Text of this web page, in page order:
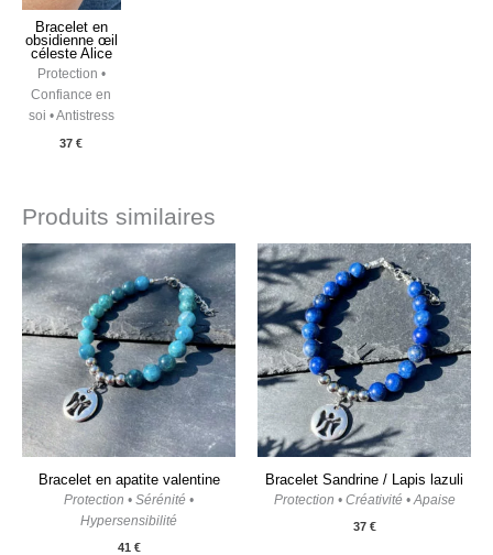
Bracelet en
obsidienne œil
céleste Alice
Protection •
Confiance en
soi • Antistress
37€
Produits similaires
Bracelet en apatite valentine
Protection • Sérénité •
Hypersensibilité
41 €
Bracelet Sandrine / Lapis lazuli
Protection • Créativité • Apaise
37 €